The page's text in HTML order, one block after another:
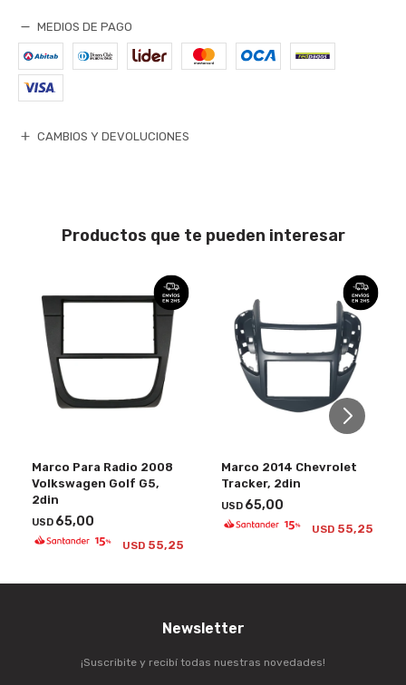
MEDIOS DE PAGO
CAMBIOS Y DEVOLUCIONES
Productos que te pueden interesar
Marco Para Radio 2008
Volkswagen Golf G5,
2din
USD 65,00
USD 55,25
Marco 2014 Chevrolet
Tracker, 2din
USD 65,00
USD 55,25
Newsletter
¡Suscribite y recibí todas nuestras novedades!